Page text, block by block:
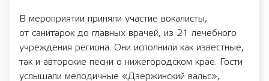
В мероприятии приняли участие вокалисты,
от санитарок до главных врачей, из 21 лечебного
учреждения региона. Они исполнили как известные,
так и авторские песни о нижегородском крае. Гости
услышали мелодичные «Дзержинский вальс»,